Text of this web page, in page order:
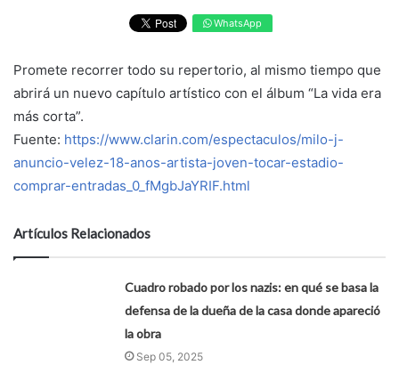
WhatsApp
Promete recorrer todo su repertorio, al mismo tiempo que
abrirá un nuevo capítulo artístico con el álbum “La vida era
más corta”.
Fuente: https://www.clarin.com/espectaculos/milo-j-
anuncio-velez-18-anos-artista-joven-tocar-estadio-
comprar-entradas_0_fMgbJaYRIF.html
Artículos Relacionados
Cuadro robado por los nazis: en qué se basa la
defensa de la dueña de la casa donde apareció
la obra
Sep 05, 2025